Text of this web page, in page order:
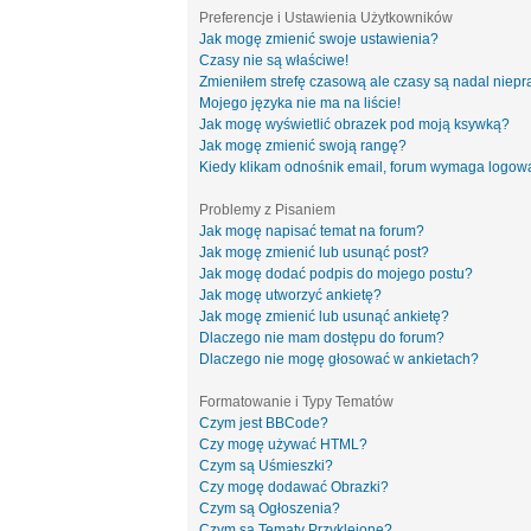
Preferencje i Ustawienia Użytkowników
Jak mogę zmienić swoje ustawienia?
Czasy nie są właściwe!
Zmieniłem strefę czasową ale czasy są nadal
Mojego języka nie ma na liście!
Jak mogę wyświetlić obrazek pod moją ksywką?
Jak mogę zmienić swoją rangę?
Kiedy klikam odnośnik email, forum wymaga
Problemy z Pisaniem
Jak mogę napisać temat na forum?
Jak mogę zmienić lub usunąć post?
Jak mogę dodać podpis do mojego postu?
Jak mogę utworzyć ankietę?
Jak mogę zmienić lub usunąć ankietę?
Dlaczego nie mam dostępu do forum?
Dlaczego nie mogę głosować w ankietach?
Formatowanie i Typy Tematów
Czym jest BBCode?
Czy mogę używać HTML?
Czym są Uśmieszki?
Czy mogę dodawać Obrazki?
Czym są Ogłoszenia?